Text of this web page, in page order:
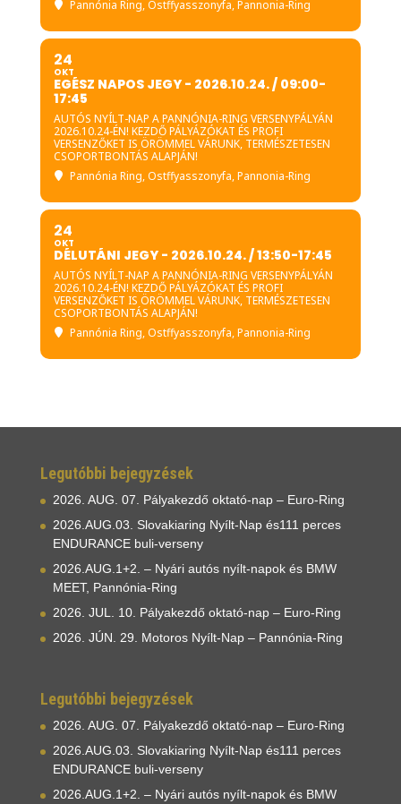
Pannónia Ring, Ostffyasszonyfa, Pannonia-Ring
24
OKT
EGÉSZ NAPOS JEGY - 2026.10.24. / 09:00-
17:45
AUTÓS NYÍLT-NAP A PANNÓNIA-RING VERSENYPÁLYÁN
2026.10.24-ÉN! KEZDŐ PÁLYÁZÓKAT ÉS PROFI
VERSENZŐKET IS ÖRÖMMEL VÁRUNK, TERMÉSZETESEN
CSOPORTBONTÁS ALAPJÁN!
Pannónia Ring, Ostffyasszonyfa, Pannonia-Ring
24
OKT
DÉLUTÁNI JEGY - 2026.10.24. / 13:50-17:45
AUTÓS NYÍLT-NAP A PANNÓNIA-RING VERSENYPÁLYÁN
2026.10.24-ÉN! KEZDŐ PÁLYÁZÓKAT ÉS PROFI
VERSENZŐKET IS ÖRÖMMEL VÁRUNK, TERMÉSZETESEN
CSOPORTBONTÁS ALAPJÁN!
Pannónia Ring, Ostffyasszonyfa, Pannonia-Ring
Legutóbbi bejegyzések
2026. AUG. 07. Pályakezdő oktató-nap – Euro-Ring
2026.AUG.03. Slovakiaring Nyílt-Nap és111 perces
ENDURANCE buli-verseny
2026.AUG.1+2. – Nyári autós nyílt-napok és BMW
MEET, Pannónia-Ring
2026. JUL. 10. Pályakezdő oktató-nap – Euro-Ring
2026. JÚN. 29. Motoros Nyílt-Nap – Pannónia-Ring
Legutóbbi bejegyzések
2026. AUG. 07. Pályakezdő oktató-nap – Euro-Ring
2026.AUG.03. Slovakiaring Nyílt-Nap és111 perces
ENDURANCE buli-verseny
2026.AUG.1+2. – Nyári autós nyílt-napok és BMW